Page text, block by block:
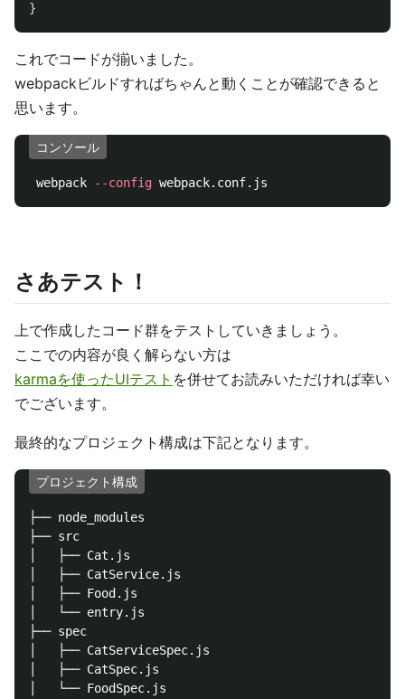
}
これでコードが揃いました。
webpackビルドすればちゃんと動くことが確認できると
思います。
コンソール
webpack --config
さあテスト！
上で作成したコード群をテストしていきましょう。
ここでの内容が良く解らない方は
karmaを使ったUIテスト を併せてお読みいただければ幸い
でございます。
最終的なプロジェクト構成は下記となります。
プロジェクト構成
├── node_modules
├── src
│   ├── Cat.js
│   ├── CatService.js
│   ├── Food.js
│   └── entry.js
├── spec
│   ├── CatServiceSpec.js
│   ├── CatSpec.js
│   └── FoodSpec.js